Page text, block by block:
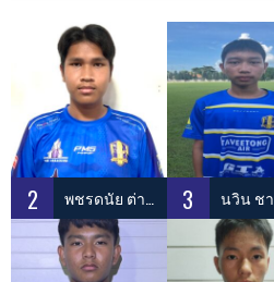
2 พชรดนัย ต่ายจันทร์ 3 นวิน ชาติเ